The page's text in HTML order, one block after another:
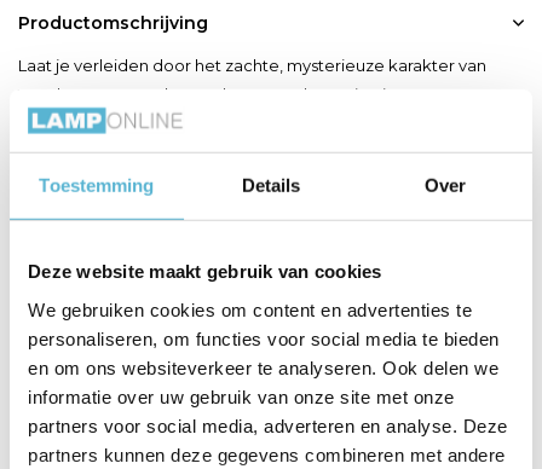
Toestemming Details Over
Deze website maakt gebruik van cookies
We gebruiken cookies om content en advertenties te
personaliseren, om functies voor social media te bieden
en om ons websiteverkeer te analyseren. Ook delen we
informatie over uw gebruik van onze site met onze
partners voor social media, adverteren en analyse. Deze
partners kunnen deze gegevens combineren met andere
Productomschrijving
Laat je verleiden door het zachte, mysterieuze karakter van
Tagalog. Deze reeks straalt rust en elegantie uit. De rotan
lampenkamp dempt het licht en verspreidt een subtiele, warme
gloed rondomrond. Door zijn smalle, lange cilindervorm is deze
tafellamp subtiel en toch stevig. Hierdoor installeer je hem
Productspecificaties
Artikelnummer 21529/15/30
EAN 5411212211637